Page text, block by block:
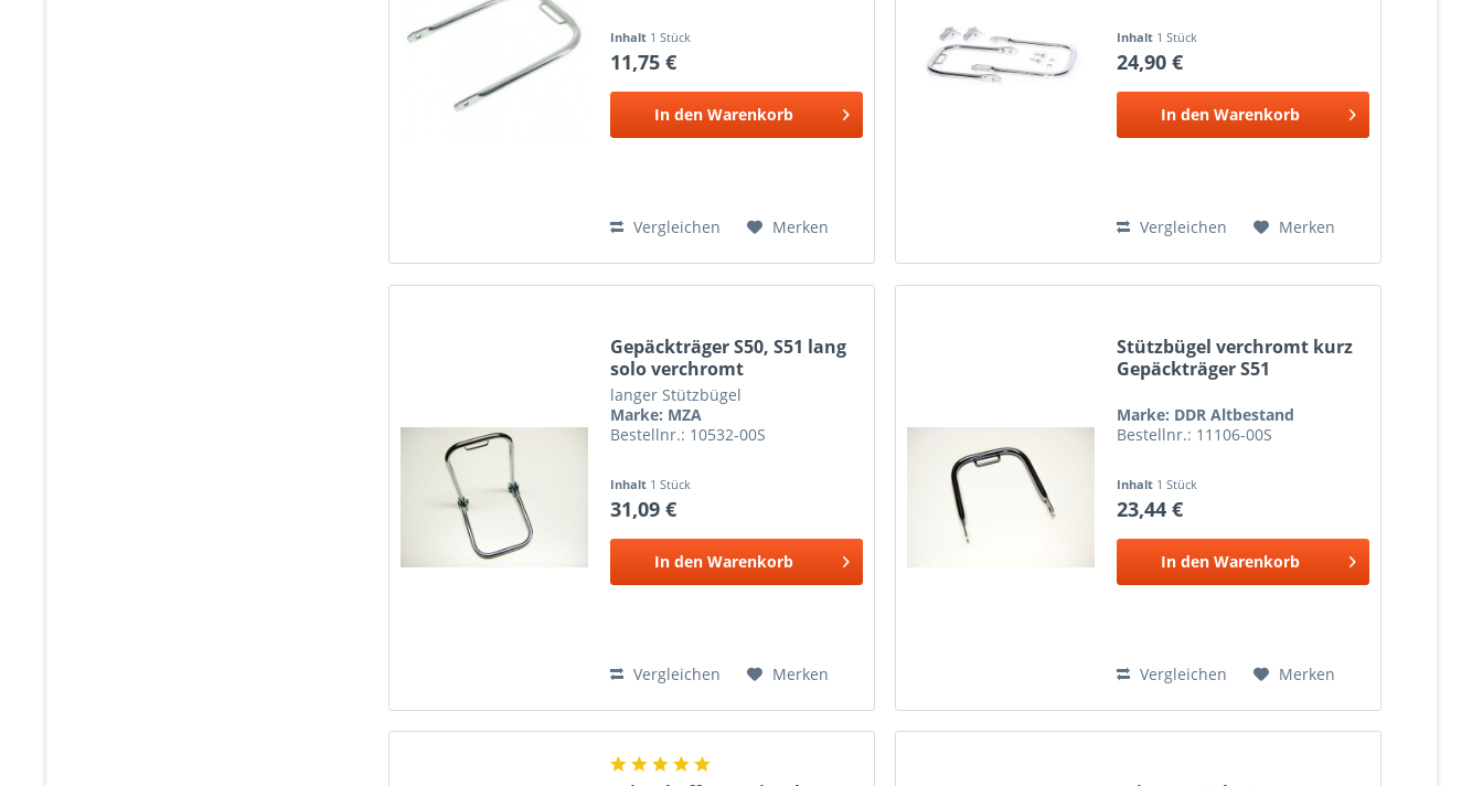
Inhalt 1 Stück
11,75 €
In den Warenkorb
Vergleichen Merken
Inhalt 1 Stück
24,90 €
In den Warenkorb
Vergleichen Merken
Gepäckträger S50, S51 lang
solo verchromt
langer Stützbügel
Marke: MZA
Bestellnr.: 10532-00S
Inhalt 1 Stück
31,09 €
In den Warenkorb
Vergleichen Merken
Stützbügel verchromt kurz
Gepäckträger S51
Marke: DDR Altbestand
Bestellnr.: 11106-00S
Inhalt 1 Stück
23,44 €
In den Warenkorb
Vergleichen Merken